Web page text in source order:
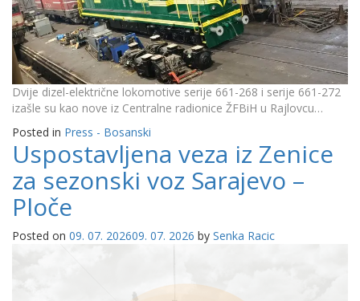
Dvije dizel-električne lokomotive serije 661-268 i serije 661-272
izašle su kao nove iz Centralne radionice ŽFBiH u Rajlovcu…
Posted in Press - Bosanski
Uspostavljena veza iz Zenice
za sezonski voz Sarajevo –
Ploče
Posted on 09. 07. 202609. 07. 2026 by Senka Racic